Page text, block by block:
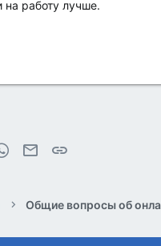
на работу лучше.
WhatsAppЭлектронная почта
Общие вопросы об